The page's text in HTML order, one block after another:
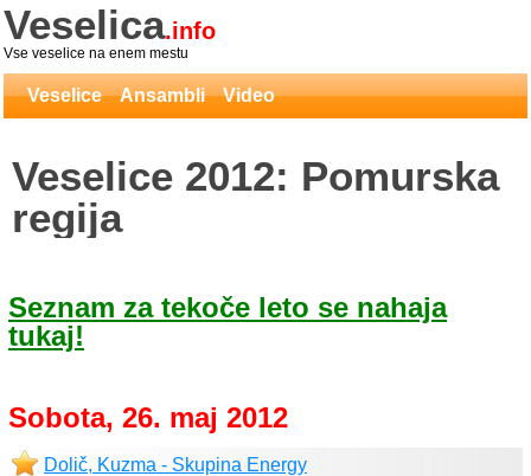
Veselica.info
Vse veselice na enem mestu
Veselice Ansambli Video
Veselice 2012: Pomurska
regija
Seznam za tekoče leto se nahaja
tukaj!
Sobota, 26. maj 2012
Dolič, Kuzma - Skupina Energy